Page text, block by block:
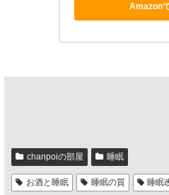
Amazon
chanpoiの部屋 睡眠
お酒と睡眠 睡眠の質 睡眠